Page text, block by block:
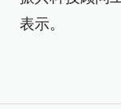
表示。